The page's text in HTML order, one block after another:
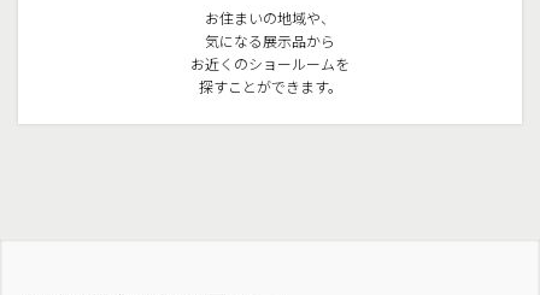
お住まいの地域や、
気になる展示品から
お近くのショールームを
探すことができます。